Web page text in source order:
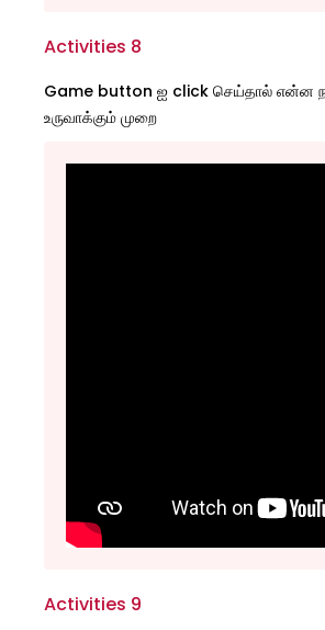
Activities 8
Game button ஐ click செய்தால் என்ன
உருவாக்கும் முறை
Activities 9